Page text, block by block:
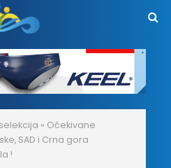
» Očekivane
SAD i Crna gora
!